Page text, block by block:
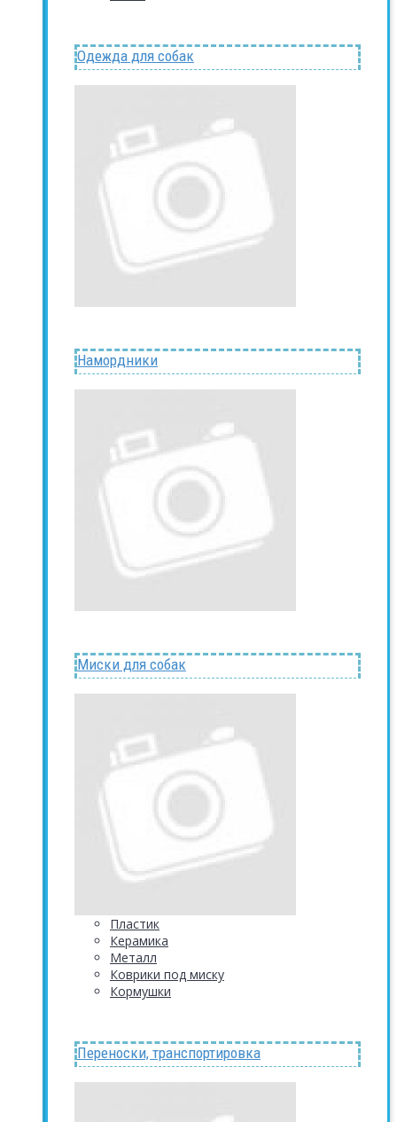
Одежда для собак
Намордники
Миски для собак
Пластик
Керамика
Металл
Коврики под миску
Кормушки
Переноски, транспортировка